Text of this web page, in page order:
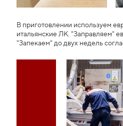
В приготовлении используем
итальянские ЛК. "Заправляем"
"Запекаем" до двух недель